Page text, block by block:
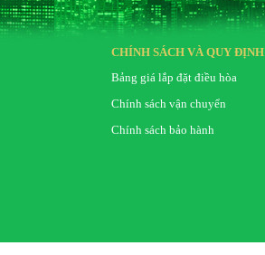
CHÍNH SÁCH VÀ QUY ĐỊNH
Bảng giá lắp đặt điều hòa
Chính sách vận chuyển
Chính sách bảo hành